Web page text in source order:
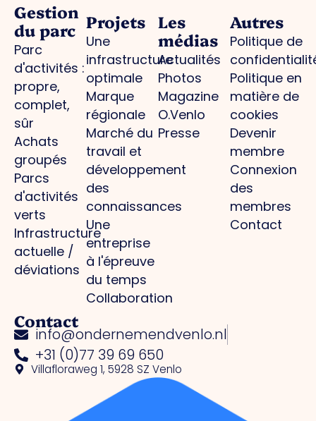
Gestion
du parc
Parc
d'activités :
propre,
complet,
sûr
Achats
groupés
Parcs
d'activités
verts
Infrastructure
actuelle /
déviations
Projets
Une
infrastructure
optimale
Marque
régionale
Marché du
travail et
développement
des
connaissances
Une
entreprise
à l'épreuve
du temps
Collaboration
Les
médias
Actualités
Photos
Magazine
O.Venlo
Presse
Autres
Politique de
Politique en
matière de
cookies
Devenir
membre
Connexion
des
membres
Contact
Contact
info@ondernemendvenlo.nl
+31 (0)77 39 69 650
Villafloraweg 1, 5928 SZ Venlo